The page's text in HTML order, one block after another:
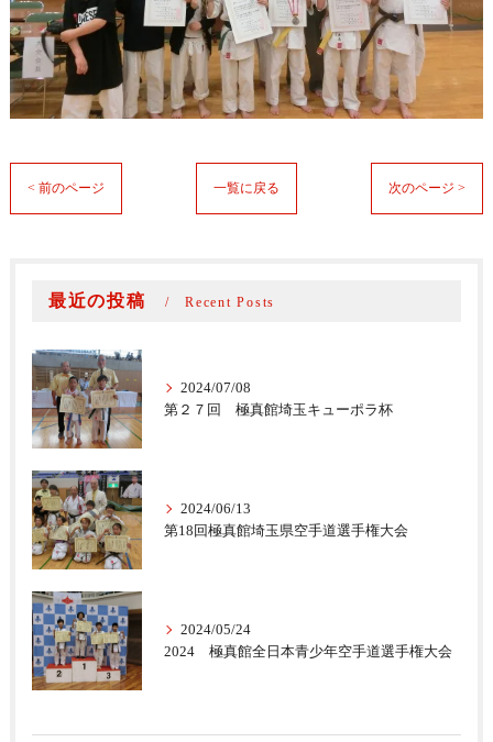
< 前のページ 一覧に戻る 次のページ >
最近の投稿 Recent Posts
2024/07/08
第２７回 極真館埼玉キューポラ杯
2024/06/13
第18回極真館埼玉県空手道選手権大会
2024/05/24
2024 極真館全日本青少年空手道選手権大会